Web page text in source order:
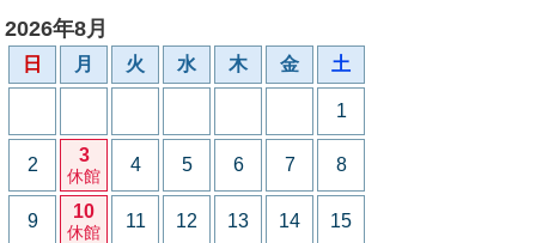
2026年8月
日 月 火 水 木 金 土
1
2 3
休館
4 5 6 7 8
9 10
休館
11 12 13 14 15